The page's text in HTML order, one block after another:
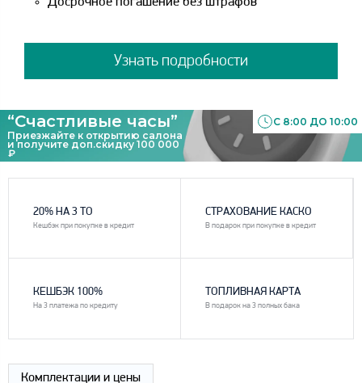
Узнать подробности
“Счастливые часы”
Приезжайте к открытию салона
и получите доп.скидку 100 000
₽
С 8:00 ДО 10:00
20% НА 3 ТО
Кешбэк при покупке в кредит
СТРАХОВАНИЕ КАСКО
В подарок при покупке в кредит
КЕШБЭК 100%
На 3 платежа по кредиту
ТОПЛИВНАЯ КАРТА
В подарок на 3 полных бака
Комплектации и цены